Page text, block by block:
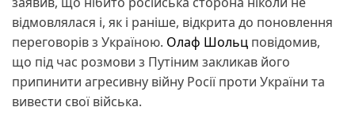
відмовлялася і, як і раніше, відкрита до поновлення
переговорів з Україною. Олаф Шольц повідомив,
що під час розмови з Путіним закликав його
припинити агресивну війну Росії проти України та
вивести свої війська.